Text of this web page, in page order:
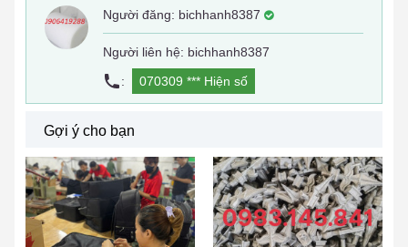
Người đăng: bichhanh8387
Người liên hệ: bichhanh8387
:
070309 *** Hiện số
Gợi ý cho bạn